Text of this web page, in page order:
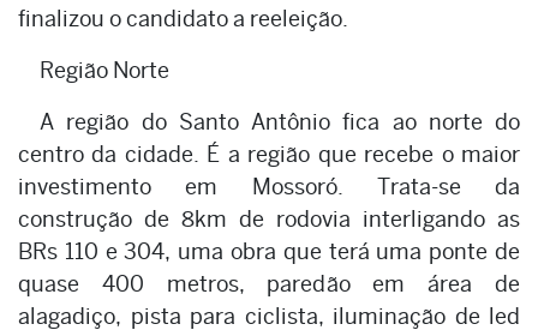
finalizou o candidato a reeleição.
Região Norte
A região do Santo Antônio fica ao norte do
centro da cidade. É a região que recebe o maior
investimento em Mossoró. Trata-se da
construção de 8km de rodovia interligando as
BRs 110 e 304, uma obra que terá uma ponte de
quase 400 metros, paredão em área de
alagadiço, pista para ciclista, iluminação de led